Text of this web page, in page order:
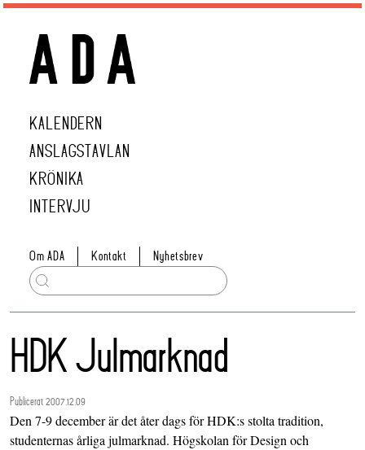
KALENDERN
ANSLAGSTAVLAN
KRÖNIKA
INTERVJU
Om ADA Kontakt Nyhetsbrev
HDK Julmarknad
Publicerat 2007.12.09
Den 7-9 december är det åter dags för HDK:s stolta tradition,
studenternas årliga julmarknad. Högskolan för Design och